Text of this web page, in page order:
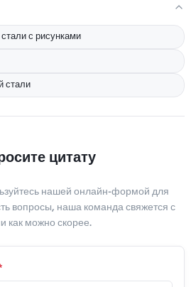
с рисунками
стали
цитату
нашей онлайн-формой для
вопросы, наша команда свяжется с
как можно скорее.